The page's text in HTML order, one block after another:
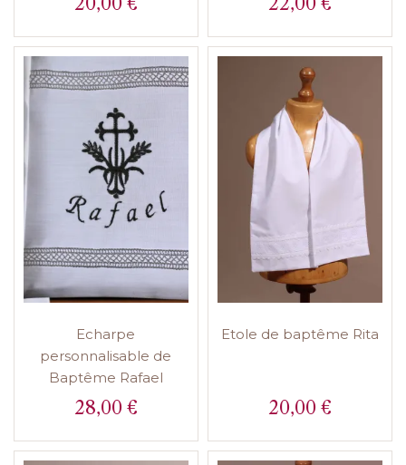
Prix Prix
Echarpe
personnalisable de
Baptême Rafael
Prix
28,00 €
Etole de baptême Rita
Prix
20,00 €